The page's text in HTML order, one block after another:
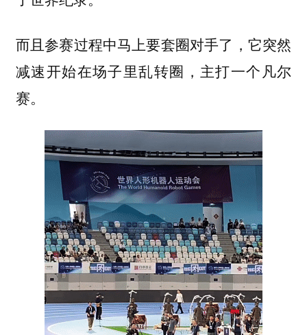
而且参赛过程中马上要套圈对手了，它突然
减速开始在场子里乱转圈，主打一个凡尔
赛。